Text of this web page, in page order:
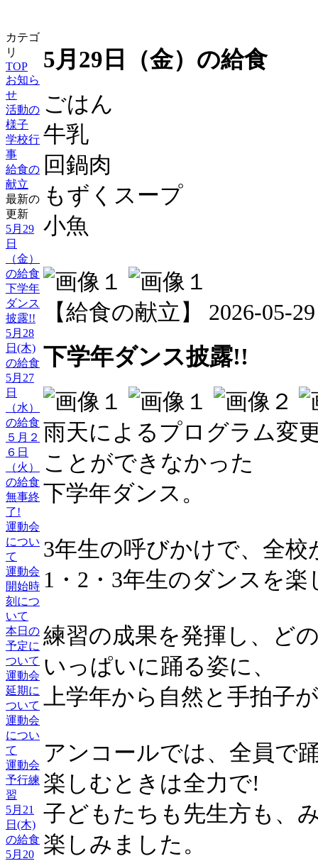
カテゴ
リ
TOP
お知ら
せ
活動の
様子
学校行
事
給食の
献立
最新の
更新
5月29
日
（金）
の給食
下学年
ダンス
披露!!
5月28
日(木)
の給食
5月27
日
（水）
の給食
５月２
６日
（火）
の給食
無事終
了!
運動会
につい
て
運動会
開始時
刻につ
いて
本日の
予定に
ついて
運動会
延期に
ついて
運動会
につい
て
運動会
予行練
習
5月21
日(木)
の給食
5月20
5月29日（金）の給食
ごはん
牛乳
回鍋肉
もずくスープ
小魚
【給食の献立】 2026-05-
下学年ダンス披露!!
雨天によるプログラム変
ことができなかった
下学年ダンス。
3年生の呼びかけで、全
1・2・3年生のダンスを
練習の成果を発揮し、ど
いっぱいに踊る姿に、
上学年から自然と手拍子
アンコールでは、全員で
楽しむときは全力で!
子どもたちも先生方も、
楽しみました。